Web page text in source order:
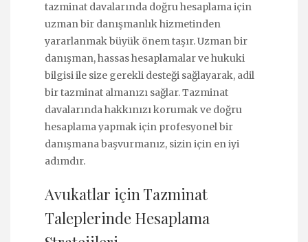
tazminat davalarında doğru hesaplama için
uzman bir danışmanlık hizmetinden
yararlanmak büyük önem taşır. Uzman bir
danışman, hassas hesaplamalar ve hukuki
bilgisi ile size gerekli desteği sağlayarak, adil
bir tazminat almanızı sağlar. Tazminat
davalarında hakkınızı korumak ve doğru
hesaplama yapmak için profesyonel bir
danışmana başvurmanız, sizin için en iyi
adımdır.
Avukatlar için Tazminat
Taleplerinde Hesaplama